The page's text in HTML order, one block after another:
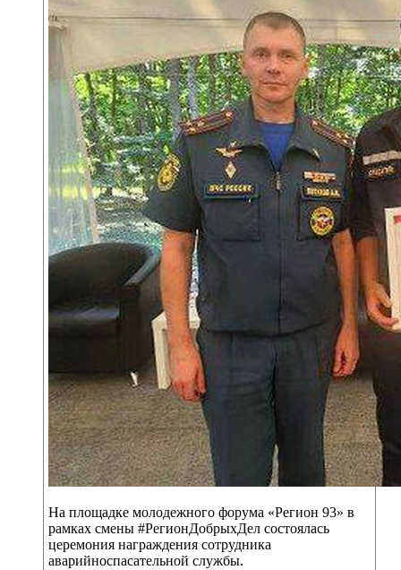
На площадке молодежного форума «Регион 93» в
рамках смены #РегионДобрыхДел состоялась
церемония награждения сотрудника
аварийноспасательной службы.